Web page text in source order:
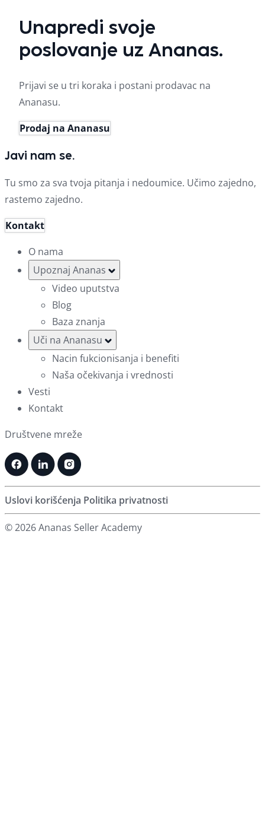
Unapredi svoje
poslovanje uz Ananas.
Prijavi se u tri koraka i postani prodavac na
Ananasu.
Prodaj na Ananasu
Javi nam se.
Tu smo za sva tvoja pitanja i nedoumice. Učimo zajedno,
rastemo zajedno.
Kontakt
O nama
Upoznaj Ananas
Video uputstva
Blog
Baza znanja
Uči na Ananasu
Nacin fukcionisanja i benefiti
Naša očekivanja i vrednosti
Vesti
Kontakt
Društvene mreže
Uslovi korišćenja Politika privatnosti
© 2026 Ananas Seller Academy